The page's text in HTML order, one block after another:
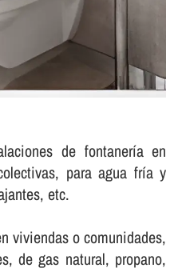
de fontanerí­a en
para agua frí­a y
etc.
viviendas o comunidades,
de gas natural, propano,